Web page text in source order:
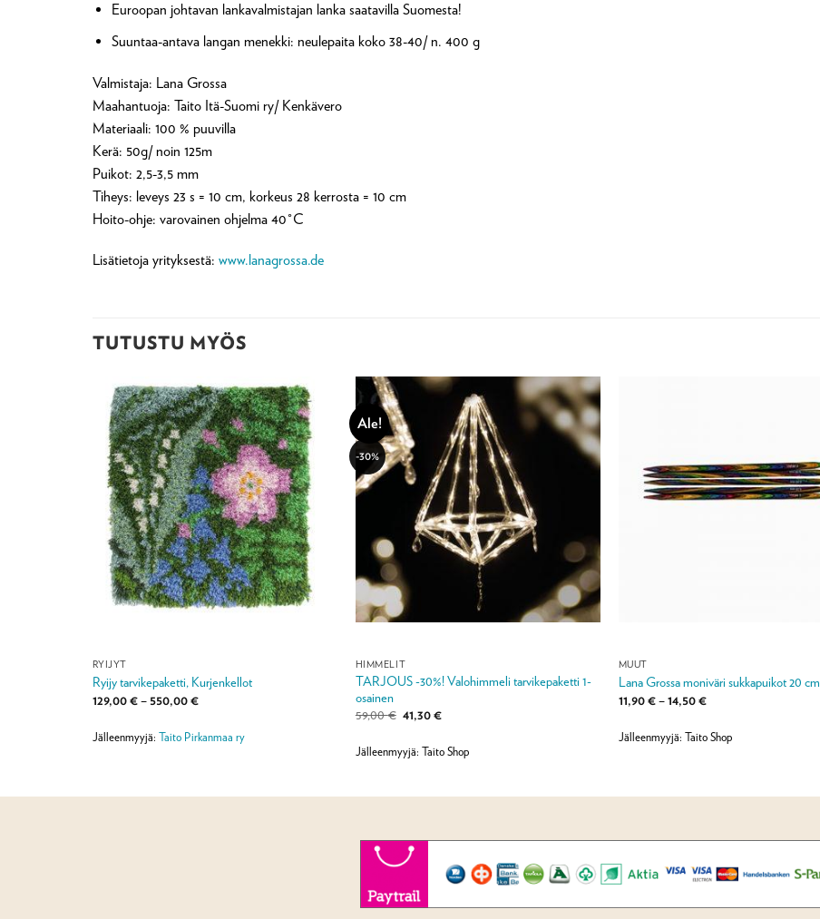
Euroopan johtavan lankavalmistajan lanka saatavilla Suomesta!
Suuntaa-antava langan menekki: neulepaita koko 38-40/ n. 400 g
Valmistaja: Lana Grossa
Maahantuoja: Taito Itä-Suomi ry/ Kenkävero
Materiaali: 100 % puuvilla
Kerä: 50g/ noin 125m
Puikot: 2,5-3,5 mm
Tiheys: leveys 23 s = 10 cm, korkeus 28 kerrosta = 10 cm
Hoito-ohje: varovainen ohjelma 40°C
Lisätietoja yrityksestä: www.lanagrossa.de
TUTUSTU MYÖS
RYIJYT
Ryijy tarvikepaketti, Kurjenkellot
129,00€– 550,00€Hintaluokka:
550,00 €
Jälleenmyyjä: Taito Pirkanmaa ry
Ale!
-30%
HIMMELIT
TARJOUS -30%! Valohimmeli tarvikepaketti 1-
osainen
59,00€ Alkuperäinen
hinta
59,00 €.
41,30€Nykyinen
41,30 €.
Jälleenmyyjä: Taito Shop
MUUT
Lana Grossa moniväri sukkapuikot 20 cm
11,90€–14,50€Hintaluokka:
14,50 €
Jälleenmyyjä: Taito Shop